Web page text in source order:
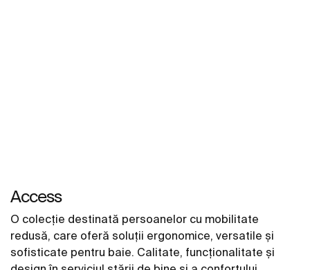
Access
O colecție destinată persoanelor cu mobilitate
redusă, care oferă soluții ergonomice, versatile și
sofisticate pentru baie. Calitate, funcționalitate și